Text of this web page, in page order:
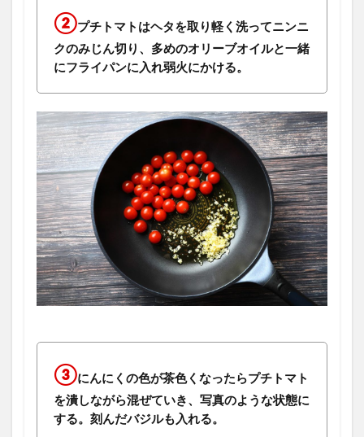
②プチトマトはヘタを取り軽く洗ってニンニ
クのみじん切り、多めのオリーブオイルと一緒
にフライパンに入れ弱火にかける。
③にんにくの色が茶色くなったらプチトマト
を潰しながら混ぜていき、写真のような状態に
する。刻んだバジルも入れる。